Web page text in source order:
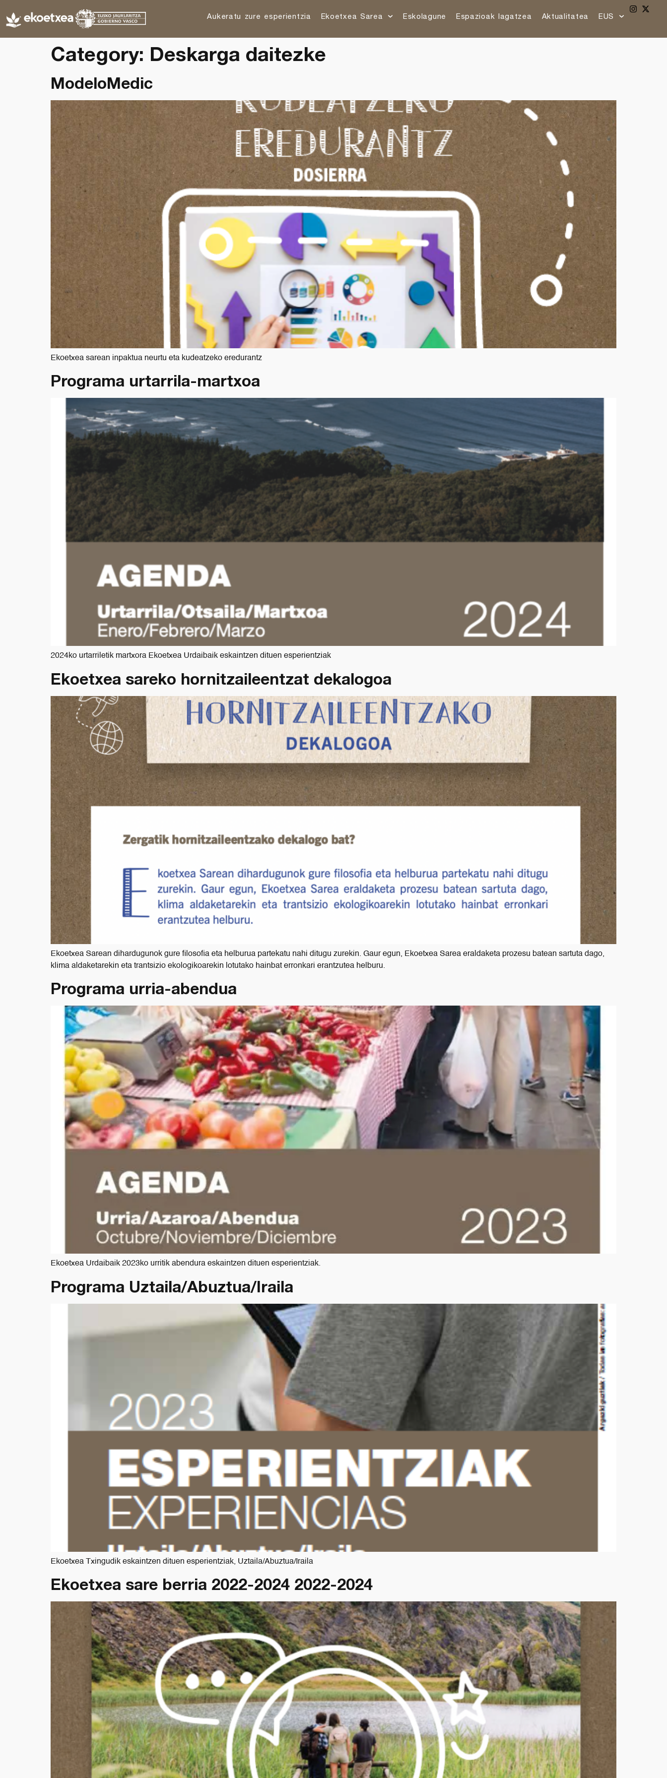
Aukeratu zure esperientzia Ekoetxea Sarea Eskolagune Espazioak lagatzea Aktualitatea EUS
Category: Deskarga daitezke
ModeloMedic
Ekoetxea sarean inpaktua neurtu eta kudeatzeko eredurantz
Programa urtarrila-martxoa
2024ko urtarriletik martxora Ekoetxea Urdaibaik eskaintzen dituen esperientziak
Ekoetxea sareko hornitzaileentzat dekalogoa
Ekoetxea Sarean dihardugunok gure filosofia eta helburua partekatu nahi ditugu zurekin. Gaur egun, Ekoetxea Sarea eraldaketa prozesu batean sartuta dago,
klima aldaketarekin eta trantsizio ekologikoarekin lotutako hainbat erronkari erantzutea helburu.
Programa urria-abendua
Ekoetxea Urdaibaik 2023ko urritik abendura eskaintzen dituen esperientziak.
Programa Uztaila/Abuztua/Iraila
Ekoetxea Txingudik eskaintzen dituen esperientziak, Uztaila/Abuztua/Iraila
Ekoetxea sare berria 2022-2024 2022-2024